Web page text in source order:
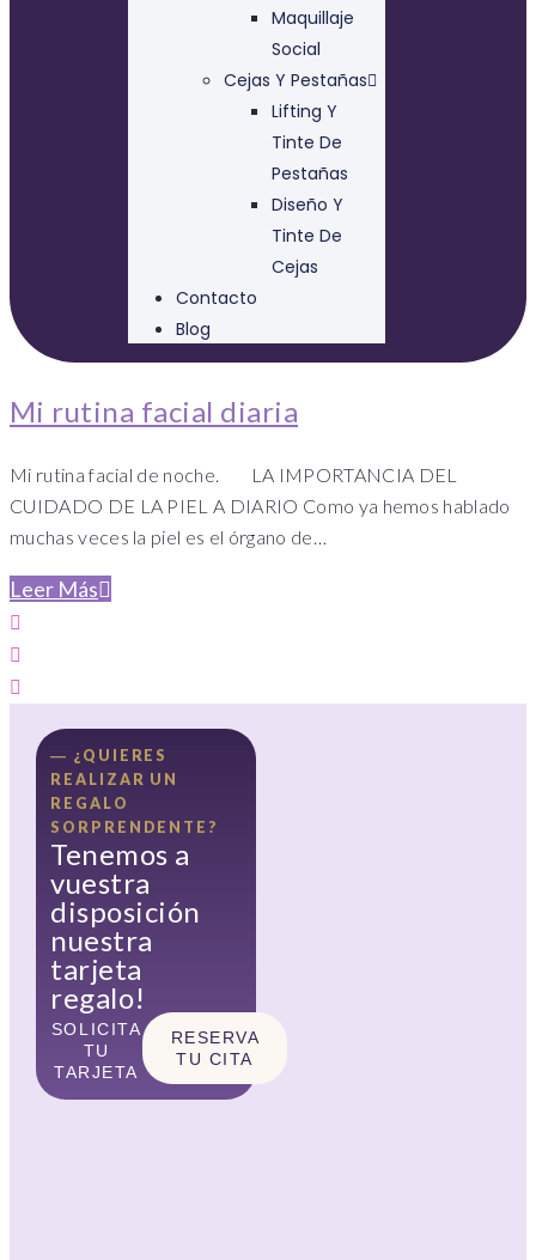
Maquillaje
Social
Cejas Y Pestañas
Lifting Y
Tinte De
Pestañas
Diseño Y
Tinte De
Cejas
Contacto
Blog
Mi rutina facial diaria
Mi rutina facial de noche. LA IMPORTANCIA DEL
CUIDADO DE LA PIEL A DIARIO Como ya hemos hablado
muchas veces la piel es el órgano de…
Leer Más
― ¿QUIERES
REALIZAR UN
REGALO
SORPRENDENTE?
Tenemos a
vuestra
disposición
nuestra
tarjeta
regalo!
SOLICITA
TU
TARJETA
RESERVA
TU CITA